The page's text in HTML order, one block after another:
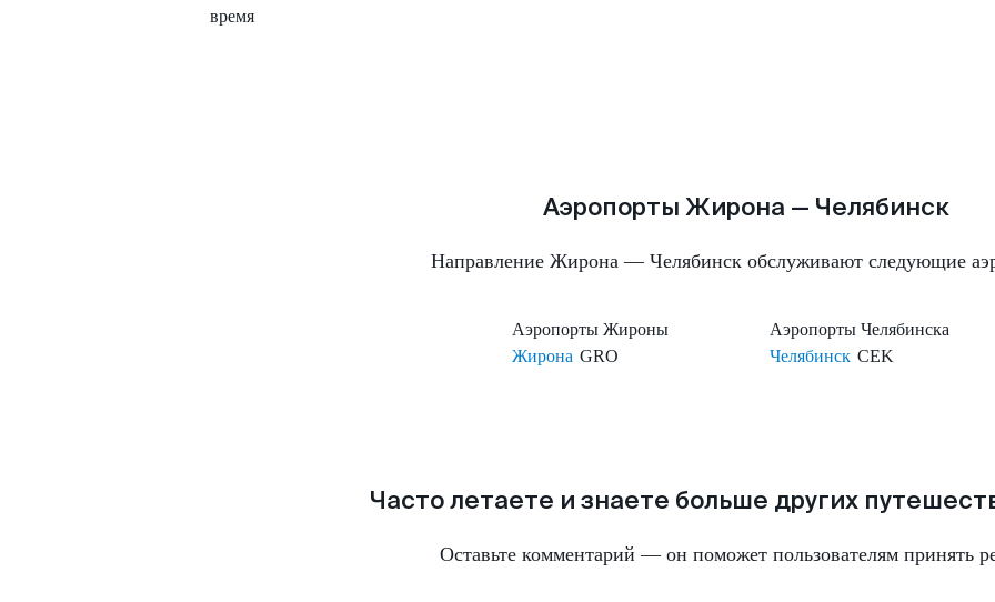
время
Аэропорты Жирона — Челябинск
Направление Жирона — Челябинск обслуживают следующие
Аэропорты Жироны
Жирона GRO
Аэропорты Челябинска
Челябинск CEK
Часто летаете и знаете больше других
Оставьте комментарий — он поможет пользователям принять